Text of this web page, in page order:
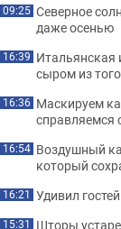
09:25 Северное
даже осенью
16:39 Итальянская
сыром из
16:36 Маскируем
справляемся
16:54 Воздушный
который
16:21 Удивил
15:31 Шторы